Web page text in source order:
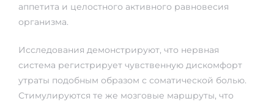
аппетита и целостного активного равновесия
организма.
Исследования демонстрируют, что нервная
система регистрирует чувственную дискомфорт
утраты подобным образом с соматической болью.
Стимулируются те же мозговые маршруты, что